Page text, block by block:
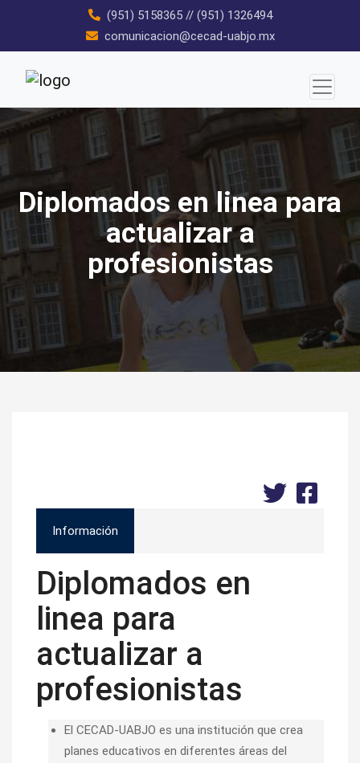
content
(951) 5158365// (951) 1326494
comunicacion@cecad-uabjo.mx
Diplomados en linea para
actualizar a
profesionistas
Información
Diplomados en
linea para
actualizar a
profesionistas
El CECAD-UABJO es una institución que crea
planes educativos en diferentes áreas del